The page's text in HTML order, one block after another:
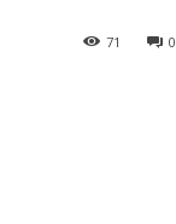
0
71